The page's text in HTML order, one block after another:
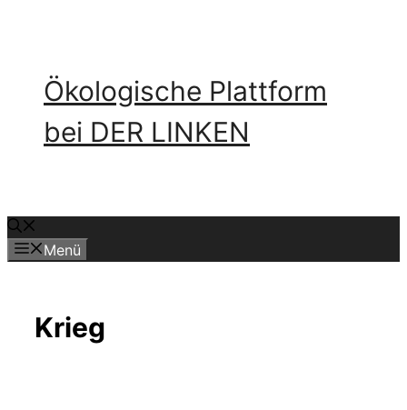
Ökologische Plattform
bei DER LINKEN
Menü
Krieg